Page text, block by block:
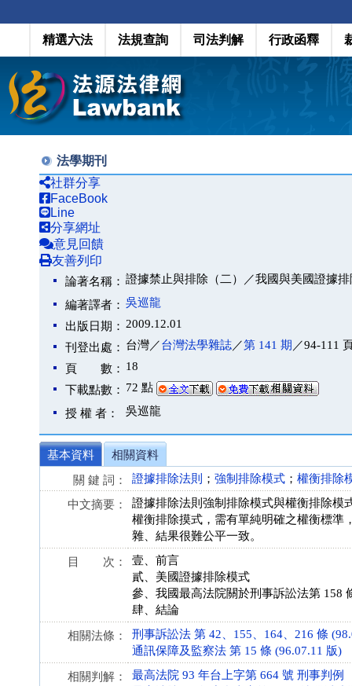
精選六法 法規查詢 司法判解 行政函釋
法學期刊
社群分享
FaceBook
Line
分享網址
意見回饋
友善列印
論著名稱： 證據禁止與排除（二）／我國與美國證據
編著譯者： 吳巡龍
出版日期： 2009.12.01
刊登出處： 台灣／台灣法學雜誌／第 141 期 ／94-111
頁 數： 18
下載點數： 72 點
授 權 者： 吳巡龍
基本資料
相關資料
關 鍵 詞：
證據排除法則 ； 強制排除模式 ； 權衡排除
中文摘要：
證據排除法則強制排除模式與權衡排除模
權衡排除摸式，需有單純明確之權衡標準
雜、結果很難公平一致。
目 次：
壹、前言
貳、美國證據排除模式
參、我國最高法院關於刑事訴訟法第 158
肆、結論
相關法條：
刑事訴訟法 第 42、155、164、216 條
通訊保障及監察法 第 15 條 (96.07.11 版)
相關判解：
最高法院 93 年台上字第 664 號 刑事判例